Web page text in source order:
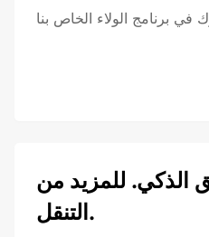
في برنامج الولاء الخاص بنا
الذكي. للمزيد من
التنقل.